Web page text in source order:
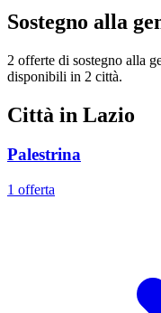
Sostegno alla
2 offerte di sostegno alla
disponibili in 2 città.
Città in Lazio
Palestrina
1 offerta